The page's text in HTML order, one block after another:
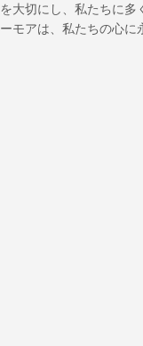
を大切にし、私たちに多
ーモアは、私たちの心に